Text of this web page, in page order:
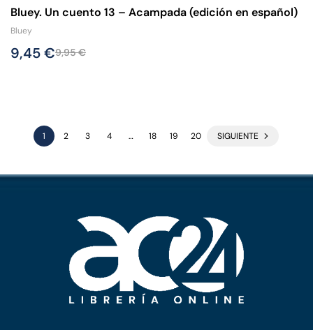
Bluey. Un cuento 13 – Acampada (edición en español)
Bluey
9,95€
9,45€
1 2 3 4 … 18 19 20 SIGUIENTE